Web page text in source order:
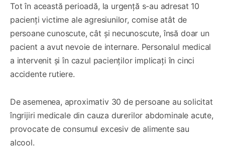
Tot în această perioadă, la urgență s-au adresat 10
pacienți victime ale agresiunilor, comise atât de
persoane cunoscute, cât și necunoscute, însă doar un
pacient a avut nevoie de internare. Personalul medical
a intervenit și în cazul pacienților implicați în cinci
accidente rutiere.
De asemenea, aproximativ 30 de persoane au solicitat
îngrijiri medicale din cauza durerilor abdominale acute,
provocate de consumul excesiv de alimente sau
alcool.